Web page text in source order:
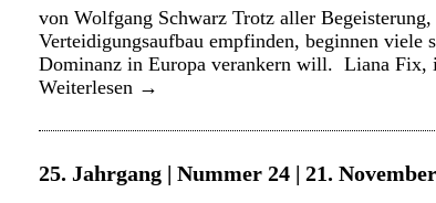
von Wolfgang Schwarz Trotz aller
Verteidigungsaufbau empfinden, beginnen
Dominanz in Europa verankern will. Liana
Weiterlesen →
25. Jahrgang | Nummer 24 | 21.